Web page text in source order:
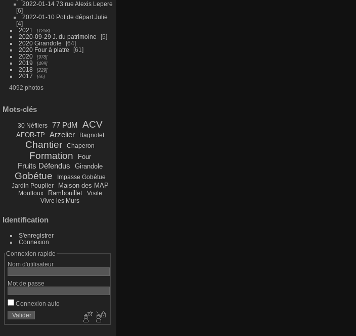
2022-01-14 73 rue Alexis Lepere
6
2022-01-10 Pot de départ Julie
4
2021
1268
2020-09-29 J. du patrimoine
5
2020 Girandole
64
2020 Four à platre
61
2020
978
2019 499
2018 229
2017 66
4092 photos
Mots-clés
30 Néfliers 77 PdM ACV
AFOR-TP Arzelier Bagnolet
Chantier Chaperon
Formation Four
Fruits Défendus Girandole
Gobétue
Impasse Gobétue
Jardin Pouplier
Maison des MAP
Moultoux Rambouillet
Visite
Vivre les Murs
Identification
S'enregistrer
Connexion
Connexion rapide
Nom d'utilisateur
Mot de passe
Connexion auto